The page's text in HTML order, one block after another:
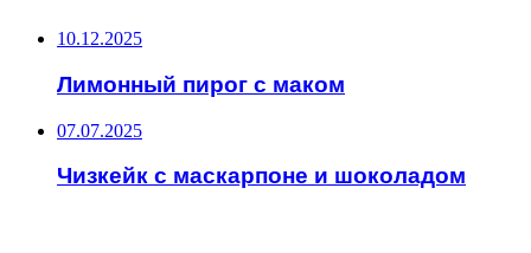
10.12.2025
Лимонный пирог с маком
07.07.2025
Чизкейк с маскарпоне и шоколадом